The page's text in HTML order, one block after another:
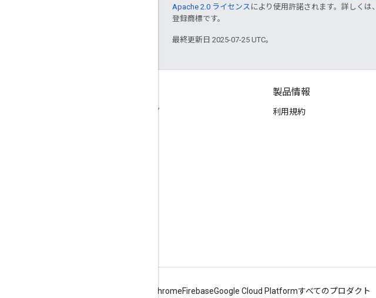
Apache 2.0 ライセンス により使用許諾されます。詳しくは、
登録商標です。
最終更新日 2025-07-25 UTC。
Google オンライン セキュリティ ブログ
製品情報
利用規約
ChromeFirebaseGoogle Cloud Platformすべてのプロダクト